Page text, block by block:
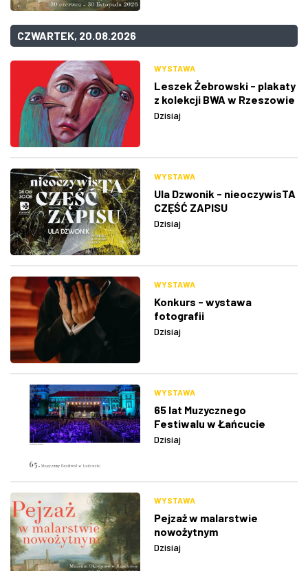
CZWARTEK, 20.08.2026
WYSTAWA
Leszek Żebrowski - plakaty
z kolekcji BWA w Rzeszowie
Dzisiaj
WYSTAWA
Ula Dzwonik - nieoczywisTA
CZĘŚĆ ZAPISU
Dzisiaj
WYSTAWA
Konkurs - wystawa
fotografii
Dzisiaj
WYSTAWA
65 lat Muzycznego
Festiwalu w Łańcucie
Dzisiaj
WYSTAWA
Pejzaż w malarstwie
nowożytnym
Dzisiaj